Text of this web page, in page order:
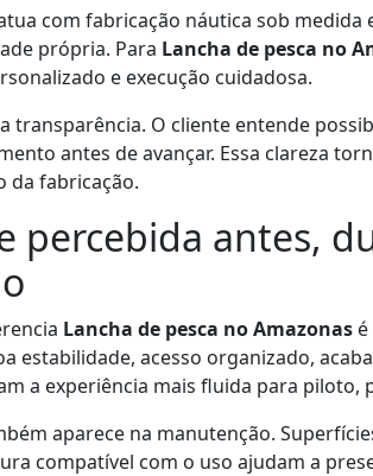
com fabricação náutica sob medida
própria. Para Lancha de pesca no
e execução cuidadosa.
transparência. O cliente entende
antes de avançar. Essa clareza
da fabricação.
percebida antes,
Lancha de pesca no Amazonas
estabilidade, acesso organizado,
a experiência mais fluida para piloto,
aparece na manutenção.
compatível com o uso ajudam a